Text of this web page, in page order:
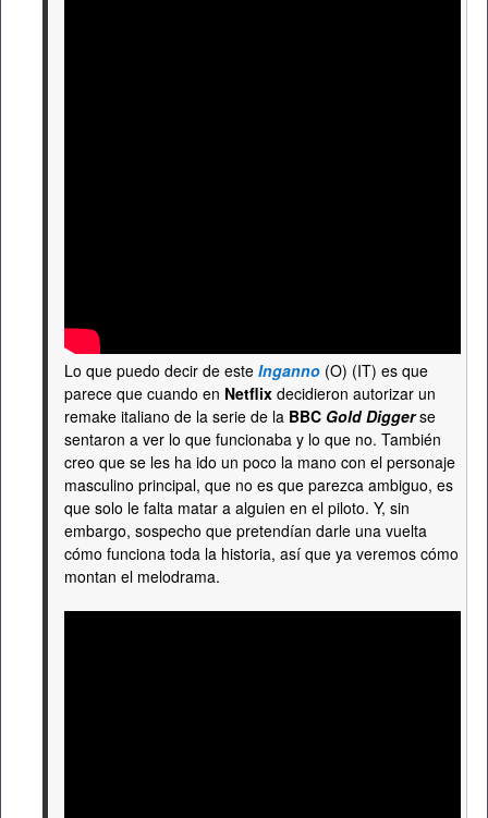
Lo que puedo decir de este Inganno (O) (IT) es que
parece que cuando en Netflix decidieron autorizar un
remake italiano de la serie de la BBC Gold Diggerse
sentaron a ver lo que funcionaba y lo que no. También
creo que se les ha ido un poco la mano con el personaje
masculino principal, que no es que parezca ambiguo, es
que solo le falta matar a alguien en el piloto. Y, sin
embargo, sospecho que pretendían darle una vuelta
cómo funciona toda la historia, así que ya veremos cómo
montan el melodrama.